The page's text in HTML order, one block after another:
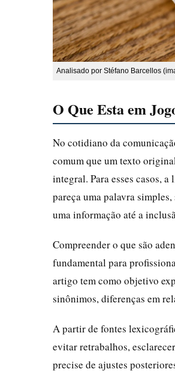
Analisado por Stéfano Barcellos
O Que Esta em
No cotidiano da
comum que um texto
integral. Para esses casos,
pareça uma palavra
uma informação até a
Compreender o que são
fundamental para
artigo tem como objetivo
sinônimos, diferenças em
A partir de fontes
evitar retrabalhos,
precise de ajustes